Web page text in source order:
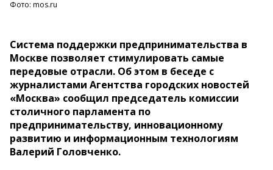
Фото: mos.ru
Система поддержки предпринимательства в
Москве позволяет стимулировать самые
передовые отрасли. Об этом в беседе с
журналистами Агентства городских новостей
«Москва» сообщил председатель комиссии
столичного парламента по
предпринимательству, инновационному
развитию и информационным технологиям
Валерий Головченко.